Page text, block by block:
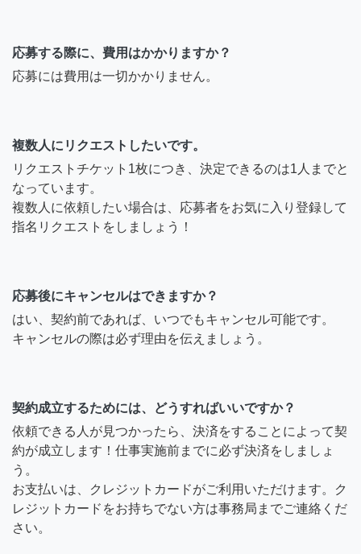
応募する際に、費用はかかりますか？
応募には費用は一切かかりません。
複数人にリクエストしたいです。
リクエストチケット1枚につき、決定できるのは1人までと
なっています。
複数人に依頼したい場合は、応募者をお気に入り登録して
指名リクエストをしましょう！
応募後にキャンセルはできますか？
はい、契約前であれば、いつでもキャンセル可能です。
キャンセルの際は必ず理由を伝えましょう。
契約成立するためには、どうすればいいですか？
依頼できる人が見つかったら、決済をすることによって契
約が成立します！仕事実施前までに必ず決済をしましょ
う。
お支払いは、クレジットカードがご利用いただけます。ク
レジットカードをお持ちでない方は事務局までご連絡くだ
さい。